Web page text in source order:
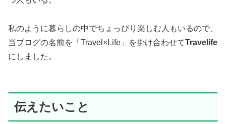
私のように暮らしの中でちょっぴり楽しむ人もいるので、
当ブログの名前を「Travel×Life」を掛け合わせてTravelife
にしました。
伝えたいこと